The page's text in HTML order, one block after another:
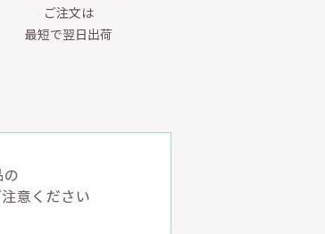
ご注文は
最短で翌日出荷